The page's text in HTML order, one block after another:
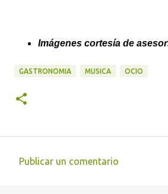
Imágenes cortesía de
GASTRONOMIA MUSICA OCIO
Publicar un comentario